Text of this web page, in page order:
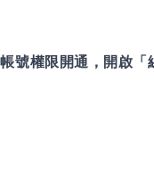
號權限開通，開啟「